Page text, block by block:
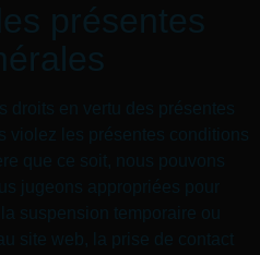
présentes
droits en vertu des présentes
violez les présentes conditions
que ce soit, nous pouvons
jugeons appropriées pour
suspension temporaire ou
site web, la prise de contact